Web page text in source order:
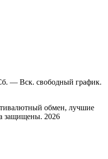
— Вск. свободный график.
обмен, лучшие
защищены. 2026